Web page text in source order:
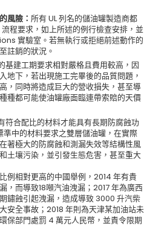
風險： 所有 UL 列名的儲油罐製造商都
程要求，如上所述的例行檢查安排，並
實驗室。若無執行或拒絕前述動作的
註銷的狀況。
基建工期要求相對嚴格且費用較高，因
地下，若出現施工完畢後的品質問題，
，同時將造成巨大的營收損失，甚至導
種都可能使油罐廠面臨連帶索賠的天價
符合配比的材料才能具有長期防腐蝕功
準中的材料要求之雙層儲油罐，在實際
著極大的防腐蝕和測漏失效等結構性風
土壤污染，並引發生態危害，甚至重大
例相對更高的中國舉例，2014 年有貴
，而導致18噸汽油洩漏；2017 年為廣西
鏽蝕引起洩漏，造成導致 3000 升汽柴
安全事故；2018 年則為天津某加油站未
保部門處罰 4 萬元人民幣，並責令限期